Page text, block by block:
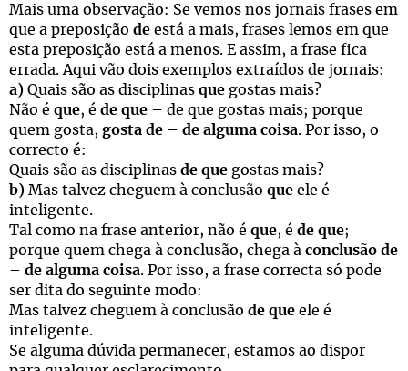
Mais uma observação: Se vemos nos jornais frases em
que a preposição de está a mais, frases lemos em que
esta preposição está a menos. E assim, a frase fica
errada. Aqui vão dois exemplos extraídos de jornais:
a) Quais são as disciplinas que gostas mais?
Não é que, é de que – de que gostas mais; porque
quem gosta, gosta de – de alguma coisa. Por isso, o
correcto é:
Quais são as disciplinas de que gostas mais?
b) Mas talvez cheguem à conclusão que ele é
inteligente.
Tal como na frase anterior, não é que, é de que;
porque quem chega à conclusão, chega à conclusão de
– de alguma coisa. Por isso, a frase correcta só pode
ser dita do seguinte modo:
Mas talvez cheguem à conclusão de que ele é
inteligente.
Se alguma dúvida permanecer, estamos ao dispor